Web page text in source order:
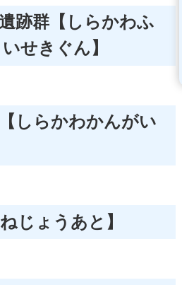
跡群【しらかわふ
せきぐん】
しらかわかんがい
じょうあと】